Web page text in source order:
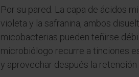
Por su pared. La capa de ácidos
violeta y la safranina, ambos
micobacterias pueden teñirse
microbiólogo recurre a tinciones
y aprovechar después la